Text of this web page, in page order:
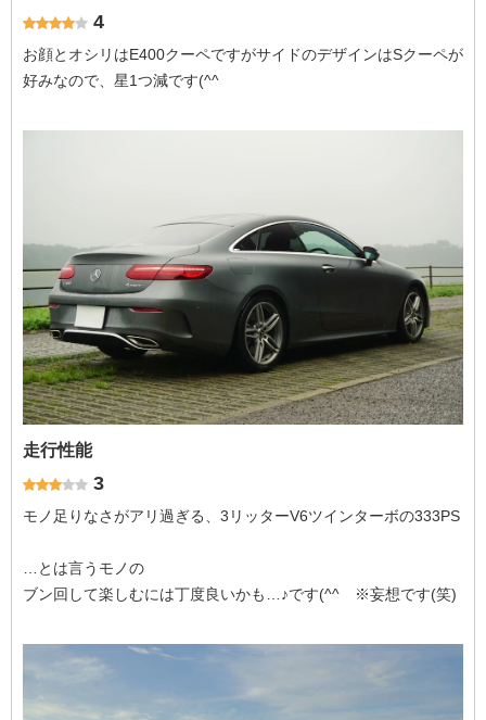
4
お顔とオシリはE400クーペですがサイドのデザインはSクーペが
好みなので、星1つ減です(^^ゞ
走行性能
3
モノ足りなさがアリ過ぎる、3リッターV6ツインターボの333PS
…とは言うモノの
ブン回して楽しむには丁度良いかも…♪です(^^ゞ※妄想です(笑)